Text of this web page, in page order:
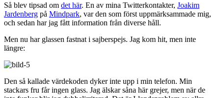
Så blev tipsad om det här. En av mina Twitterkontakter, Joakim
Jardenberg på Mindpark, var den som först uppmärksammade mig,
och sedan har jag fått information från diverse håll.
Men nu har glassen fastnat i sajberspejs. Jag kom hit, men inte
längre:
Den så kallade värdekoden dyker inte upp i min telefon. Min
stackars fru får ingen glass. Jag älskar såna här grejer, men när de